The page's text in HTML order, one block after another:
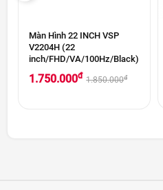
Màn Hình 22 INCH VSP
V2204H (22
inch/FHD/VA/100Hz/Black)
1.750.000đ 1.850.000đ